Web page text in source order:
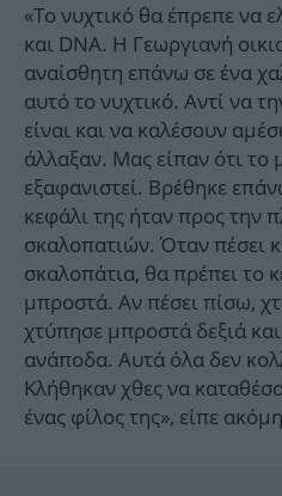
«Το νυχτικό θα έπρεπε να
και DNA. Η Γεωργιανή
αναίσθητη επάνω σε ένα
αυτό το νυχτικό. Αντί να
είναι και να καλέσουν
άλλαξαν. Μας είπαν ότι το
εξαφανιστεί. Βρέθηκε
κεφάλι της ήταν προς την
σκαλοπατιών. Όταν πέσει
σκαλοπάτια, θα πρέπει το
μπροστά. Αν πέσει πίσω,
χτύπησε μπροστά δεξιά
ανάποδα. Αυτά όλα δεν
Κλήθηκαν χθες να
ένας φίλος της», είπε